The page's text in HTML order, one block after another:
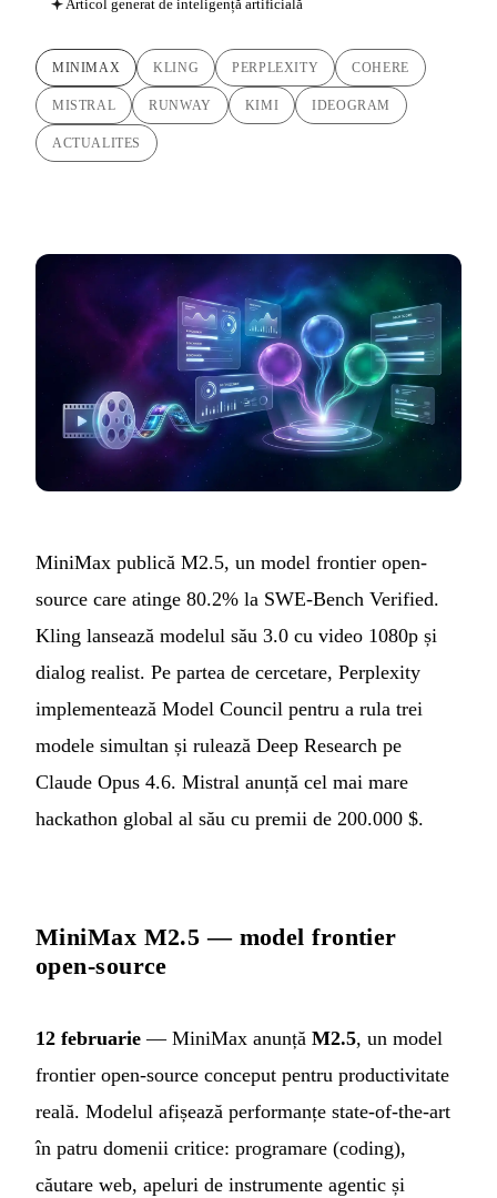
Articol generat de inteligență artificială
MINIMAX KLING PERPLEXITY COHERE
MISTRAL RUNWAY KIMI IDEOGRAM
ACTUALITES
MiniMax publică M2.5, un model frontier open-
source care atinge 80.2% la SWE-Bench Verified.
Kling lansează modelul său 3.0 cu video 1080p și
dialog realist. Pe partea de cercetare, Perplexity
implementează Model Council pentru a rula trei
modele simultan și rulează Deep Research pe
Claude Opus 4.6. Mistral anunță cel mai mare
hackathon global al său cu premii de 200.000 $.
MiniMax M2.5 — model frontier
open-source
12 februarie — MiniMax anunță M2.5, un model
frontier open-source conceput pentru productivitate
reală. Modelul afișează performanțe state-of-the-art
în patru domenii critice: programare (coding),
căutare web, apeluri de instrumente agentic și